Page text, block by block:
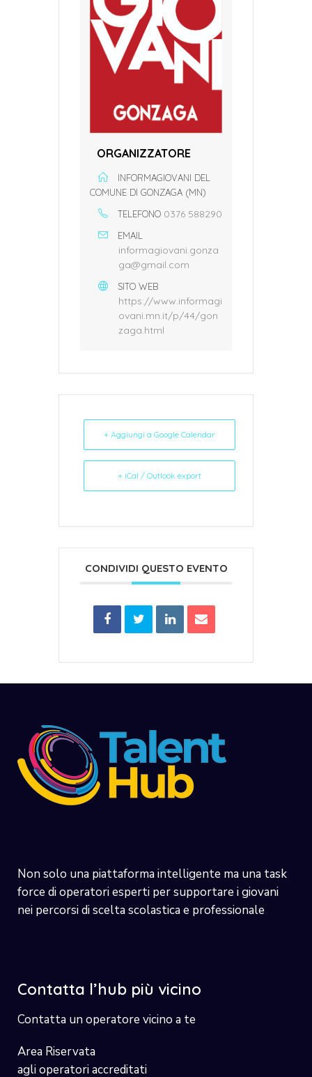
ORGANIZZATORE
INFORMAGIOVANI DEL
COMUNE DI GONZAGA (MN)
TELEFONO 0376 588290
EMAIL
informagiovani.gonza
ga@gmail.com
SITO WEB
https://www.informagi
ovani.mn.it/p/44/gon
zaga.html
+ Aggiungi a Google Calendar
+ iCal / Outlook export
CONDIVIDI QUESTO EVENTO
Non solo una piattaforma intelligente ma una task
force di operatori esperti per supportare i giovani
nei percorsi di scelta scolastica e professionale
Contatta l’hub più vicino
Contatta un operatore vicino a te
Area Riservata
agli operatori accreditati